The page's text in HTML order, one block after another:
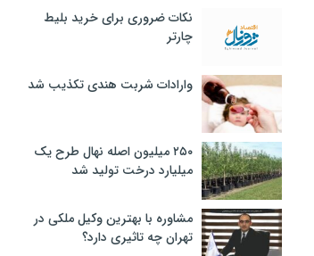
نکات ضروری برای خرید بلیط
چارتر
وارادات شربت هندی تکذیب شد
۲۵۰ میلیون اصله نهال طرح یک
میلیارد درخت تولید شد
مشاوره با بهترین وکیل ملکی در
تهران چه تاثیری دارد؟